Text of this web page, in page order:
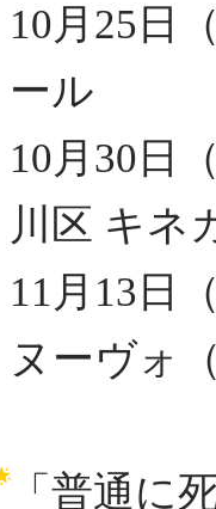
10月25日
ール
10月30日
川区 キネ
11月13日
ヌーヴォ
「普通に